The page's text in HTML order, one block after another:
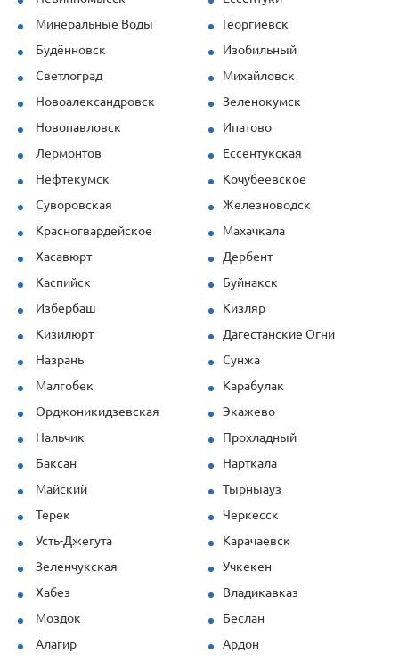
Минеральные Воды
Георгиевск
Будённовск
Изобильный
Светлоград
Михайловск
Новоалександровск
Зеленокумск
Новопавловск
Ипатово
Лермонтов
Ессентукская
Нефтекумск
Кочубеевское
Суворовская
Железноводск
Красногвардейское
Махачкала
Хасавюрт
Дербент
Каспийск
Буйнакск
Избербаш
Кизляр
Кизилюрт
Дагестанские Огни
Назрань
Сунжа
Малгобек
Карабулак
Орджоникидзевская
Экажево
Нальчик
Прохладный
Баксан
Нарткала
Майский
Тырныауз
Терек
Черкесск
Усть-Джегута
Карачаевск
Зеленчукская
Учкекен
Хабез
Владикавказ
Моздок
Беслан
Алагир
Ардон